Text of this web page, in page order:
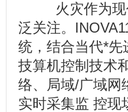
火灾作为现代
泛关注。
统，结合当代*
技算机控制技术
络、局域/广域网
实时采集监 控现